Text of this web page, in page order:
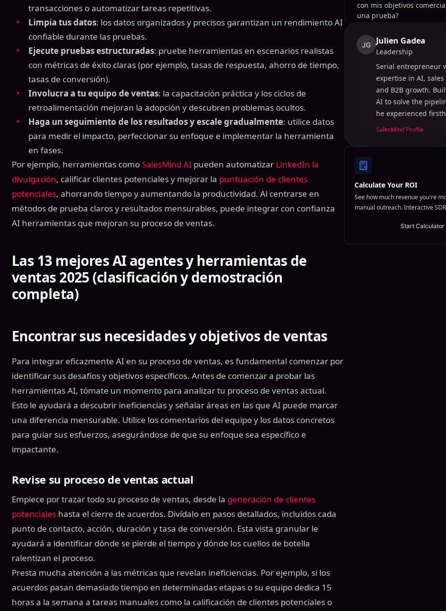
transacciones o automatizar tareas repetitivas.
Limpia tus datos: los datos organizados y precisos garantizan un rendimiento AI
confiable durante las pruebas.
Ejecute pruebas estructuradas: pruebe herramientas en escenarios realistas
con métricas de éxito claras (por ejemplo, tasas de respuesta, ahorro de tiempo,
tasas de conversión).
Involucra a tu equipo de ventas: la capacitación práctica y los ciclos de
retroalimentación mejoran la adopción y descubren problemas ocultos.
Haga un seguimiento de los resultados y escale gradualmente: utilice datos
para medir el impacto, perfeccionar su enfoque e implementar la herramienta
en fases.
Por ejemplo, herramientas comoSalesMind AI pueden automatizar LinkedIn la
divulgación, calificar clientes potenciales y mejorar la puntuación de clientes
potenciales, ahorrando tiempo y aumentando la productividad. Al centrarse en
métodos de prueba claros y resultados mensurables, puede integrar con confianza
AI herramientas que mejoran su proceso de ventas.
Las 13 mejores AI agentes y herramientas de
ventas 2025 (clasificación y demostración
completa)
Encontrar sus necesidades y objetivos de ventas
Para integrar eficazmente AI en su proceso de ventas, es fundamental comenzar por
identificar sus desafíos y objetivos específicos. Antes de comenzar a probar las
herramientas AI, tómate un momento para analizar tu proceso de ventas actual.
Esto le ayudará a descubrir ineficiencias y señalar áreas en las que AI puede marcar
una diferencia mensurable. Utilice los comentarios del equipo y los datos concretos
para guiar sus esfuerzos, asegurándose de que su enfoque sea específico e
impactante.
Revise su proceso de ventas actual
Empiece por trazar todo su proceso de ventas, desde la generación de clientes
potenciales hasta el cierre de acuerdos. Divídalo en pasos detallados, incluidos cada
punto de contacto, acción, duración y tasa de conversión. Esta vista granular le
ayudará a identificar dónde se pierde el tiempo y dónde los cuellos de botella
ralentizan el proceso.
Presta mucha atención a las métricas que revelan ineficiencias. Por ejemplo, si los
acuerdos pasan demasiado tiempo en determinadas etapas o su equipo dedica 15
horas a la semana a tareas manuales como la calificación de clientes potenciales o
con mis objetivos
una prueba?
JG Julien Gadea
Leadership
Serial entrepreneur
expertise in AI,
and B2B growth.
AI to solve the
he experienced
SalesMind Profile
Calculate Your ROI
See how much revenue you're
manual outreach. Interactive
Start Calculator